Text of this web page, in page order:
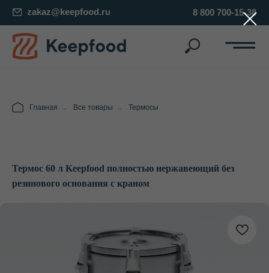
zakaz@keepfood.ru
Главная → Все товары → Термосы
Термос 60 л Keepfood полностью нержавеющий без
резинового основания с краном